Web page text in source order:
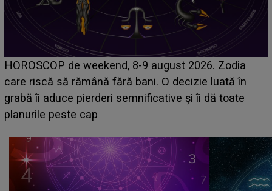
Emanuel a ținut ACEST DETALIU ASCUNS până
acum! În fața Alexandrei, concurentul din Casa Iubirii
face o MĂRTURISIRE NEAȘTEPTATĂ despre mama
sa: "I-am spus și ei în față, eu nu te iubesc pentru